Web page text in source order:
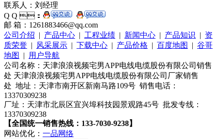
联系人：刘经理
Q Q ：
邮 箱：1261883466@qq.com
公司介绍 | 产品中心 | 工程业绩 | 新闻中心 | 产品知识 | 资
质荣誉 | 风采展示 | 下载中心 | 产品价格 | 百度地图 | 谷哥
地图
|
用户导航
公司名称：天津浪浪视频宅男APP电线电缆股份有限公司销售
处 天津浪浪视频宅男APP电线电缆股份有限公司厂家销售
处 地址：天津市南开区新南马路109号 销售电话：
13370309238
厂址：天津市北辰区宜兴埠科技园景观路45号 批发专线：
13370309238
【全国统一销售热线：133-7030-9238】
网站优化： 一品网络